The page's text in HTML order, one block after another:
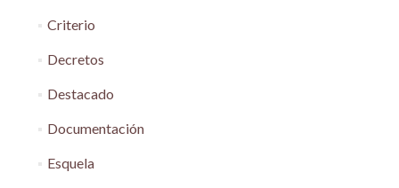
Criterio
Decretos
Destacado
Documentación
Esquela